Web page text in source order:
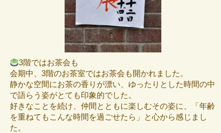
3階ではお茶会も
会期中、3階のお茶室ではお茶会も開かれました。
静かな空間にお茶の香りが漂い、ゆったりとした時間の中
で語らう姿がとても印象的でした。
好きなことを続け、仲間とともに楽しむその姿に、「年齢
を重ねてもこんな時間を過ごせたら」と心から感じまし
た。